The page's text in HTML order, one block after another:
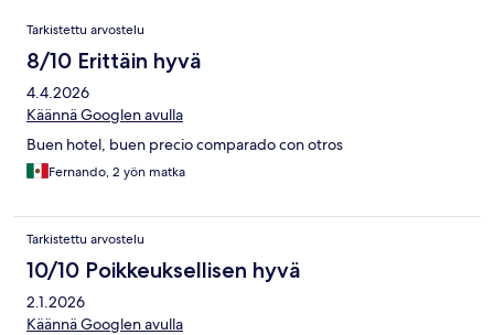
Arvostelut
Tarkistettu arvostelu
8/10 Erittäin hyvä
4.4.2026
Käännä Googlen avulla
Buen hotel, buen precio comparado con otros
Fernando, 2 yön matka
Tarkistettu arvostelu
10/10 Poikkeuksellisen hyvä
2.1.2026
Käännä Googlen avulla